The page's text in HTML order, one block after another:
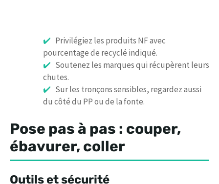
Privilégiez les produits NF avec
pourcentage de recyclé indiqué.
Soutenez les marques qui récupèrent leurs
chutes.
Sur les tronçons sensibles, regardez aussi
du côté du PP ou de la fonte.
Pose pas à pas : couper,
ébavurer, coller
Outils et sécurité